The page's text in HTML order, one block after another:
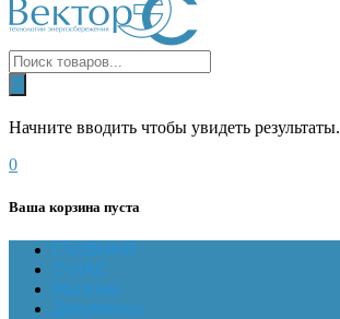
Начните вводить чтобы увидеть результаты.
0
Ваша корзина пуста
ГЛАВНАЯ
О НАС
Магазин
Документы